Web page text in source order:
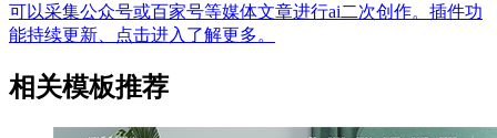
可以采集公众号或百家号等媒体文章进行ai二次创作。插件功
能持续更新、点击进入了解更多。
相关模板推荐